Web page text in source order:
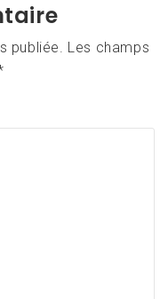
publiée. Les champs